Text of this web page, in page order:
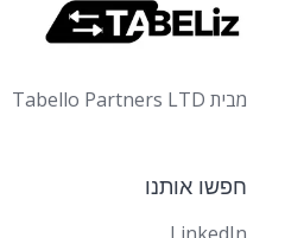
מבית Tabello Partners LTD
חפשו אותנו